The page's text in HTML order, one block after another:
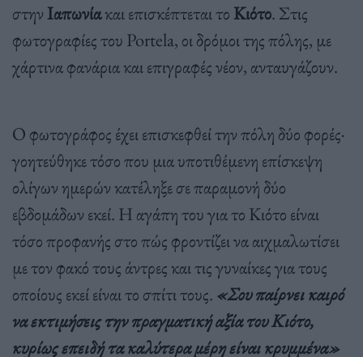
στηνΙαπωνίακαι επισκέπτεται το Κιότο. Στις
φωτογραφίες του Portela, οι δρόμοι της πόλης, με
χάρτινα φανάρια και επιγραφές νέον, ανταυγάζουν.
Ο φωτογράφος έχει επισκεφθεί την πόλη δύο φορές·
γοητεύθηκε τόσο που μια υποτιθέμενη επίσκεψη
ολίγων ημερών κατέληξε σε παραμονή δύο
εβδομάδων εκεί. Η αγάπη του για το Κιότο είναι
τόσο προφανής στο πώς φροντίζει να αιχμαλωτίσει
με τον φακό τους άντρες και τις γυναίκες για τους
οποίους εκεί είναι το σπίτι τους. «Σου παίρνει καιρό
να εκτιμήσεις την πραγματική αξία του Κιότο,
κυρίως επειδή τα καλύτερα μέρη είναι κρυμμένα»